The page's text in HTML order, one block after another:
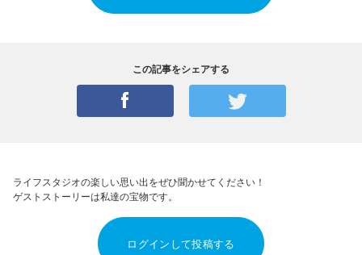
この記事をシェアする
ライフスタジオの楽しい思い出をぜひ聞かせてください！
ゲストストーリーは私達の宝物です。
ログインして投稿する